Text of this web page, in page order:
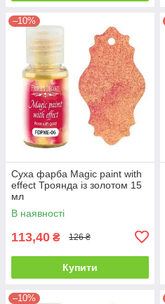
–10%
Суха фарба Magic paint with
effect Троянда із золотом 15
мл
В наявності
113,40 ₴ 126 ₴
Купити
–10%